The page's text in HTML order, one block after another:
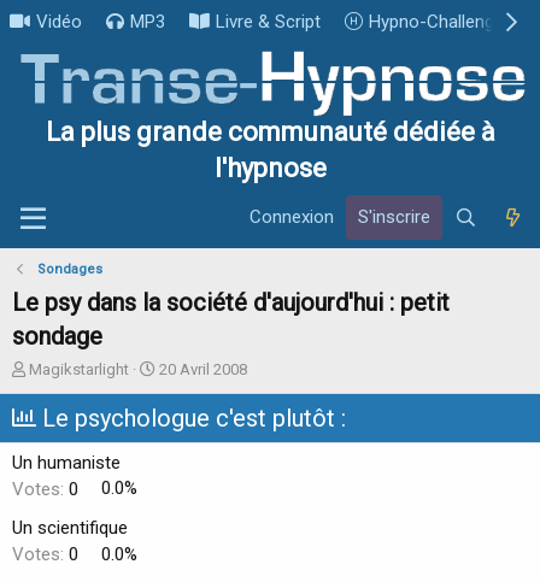
Vidéo MP3 Livre & Script Hypno-Challenge
La plus grande communauté dédiée à
l'hypnose
Connexion S'inscrire
Sondages
Le psy dans la société d'aujourd'hui : petit
sondage
I
i
t
r
Magikstarlight
D
t
20 Avril 2008
Le psychologue c'est plutôt :
Un humaniste
Votes: 0
0.0%
Un scientifique
Votes: 0
0.0%